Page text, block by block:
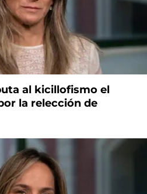
al kicillofismo el
la relección de